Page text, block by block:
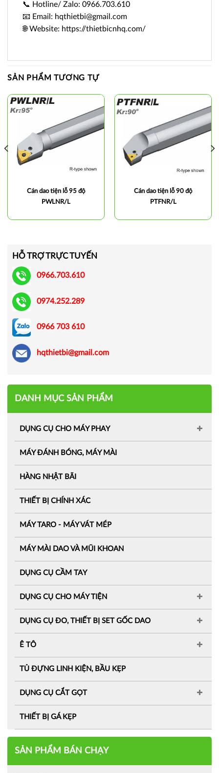
📞 Hotline/ Zalo: 0966.703.610
📧 Email: hqthietbi@gmail.com
🌐 Website: https://thietbicnhq.com/
SẢN PHẨM TƯƠNG TỰ
Cán dao tiện lỗ 95 độ
PWLNR/L
Cán dao tiện lỗ 90 độ
PTFNR/L
HỖ TRỢ TRỰC TUYẾN
0966.703.610
0974.252.289
0966 703 610
hqthietbi@gmail.com
DANH MỤC SẢN PHẨM
DỤNG CỤ CHO MÁY PHAY
MÁY ĐÁNH BÓNG, MÁY MÀI
HÀNG NHẬT BÃI
THIẾT BỊ CHÍNH XÁC
MÁY TARO - MÁY VÁT MÉP
MÁY MÀI DAO VÀ MŨI KHOAN
DỤNG CỤ CẦM TAY
DỤNG CỤ CHO MÁY TIỆN
DỤNG CỤ ĐO, THIẾT BỊ SET GỐC DAO
Ê TÔ
TỦ ĐỰNG LINH KIỆN, BẦU KẸP
DỤNG CỤ CẮT GỌT
THIẾT BỊ GÁ KẸP
SẢN PHẨM BÁN CHẠY